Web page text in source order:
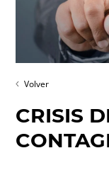
Volver
CRISIS